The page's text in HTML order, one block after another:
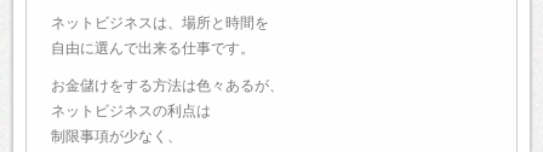
ネットビジネスは、場所と時間を
自由に選んで出来る仕事です。
お金儲けをする方法は色々あるが、
ネットビジネスの利点は
制限事項が少なく、